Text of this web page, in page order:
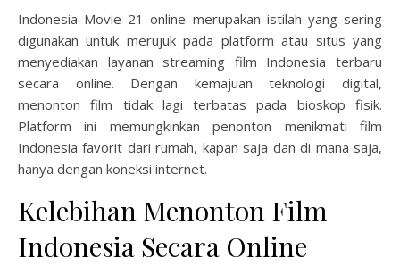
Indonesia Movie 21 online merupakan istilah yang sering
digunakan untuk merujuk pada platform atau situs yang
menyediakan layanan streaming film Indonesia terbaru
secara online. Dengan kemajuan teknologi digital,
menonton film tidak lagi terbatas pada bioskop fisik.
Platform ini memungkinkan penonton menikmati film
Indonesia favorit dari rumah, kapan saja dan di mana saja,
hanya dengan koneksi internet.
Kelebihan Menonton Film
Indonesia Secara Online